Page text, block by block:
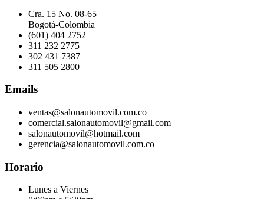
Cra. 15 No. 08-65
Bogotá-Colombia
(601) 404 2752
311 232 2775
302 431 7387
311 505 2800
Emails
ventas@salonautomovil.com.co
comercial.salonautomovil@gmail.com
salonautomovil@hotmail.com
gerencia@salonautomovil.com.co
Horario
Lunes a Viernes